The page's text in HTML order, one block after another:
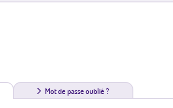
Mot de passe oublié ?